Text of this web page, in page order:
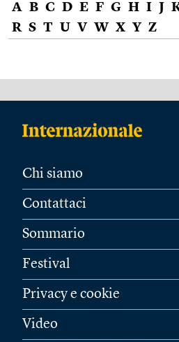
A B C D E F G H I J
R S T U V W X Y Z
Chi siamo
Contattaci
Sommario
Festival
Privacy e cookie
Video